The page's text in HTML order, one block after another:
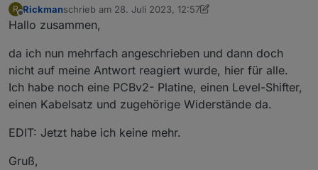
geschriebenen Objekte sind?
Objekte angelegt werden?
R
Offline
Rickmanschrieb am 28. Juli 2023, 12:57
zuletzt editiert von Rickman8. Jan. 2023, 16:20
Hallo zusammen,
da ich nun mehrfach angeschrieben und dann doch
nicht auf meine Antwort reagiert wurde, hier für alle.
Ich habe noch eine PCBv2- Platine, einen Level-Shifter,
einen Kabelsatz und zugehörige Widerstände da.
EDIT: Jetzt habe ich keine mehr.
Gruß,